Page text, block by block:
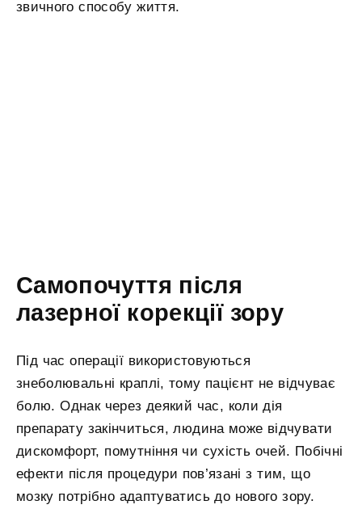
звичного способу життя.
Самопочуття після
лазерної корекції зору
Під час операції використовуються
знеболювальні краплі, тому пацієнт не відчуває
болю. Однак через деякий час, коли дія
препарату закінчиться, людина може відчувати
дискомфорт, помутніння чи сухість очей. Побічні
ефекти після процедури пов’язані з тим, що
мозку потрібно адаптуватись до нового зору.